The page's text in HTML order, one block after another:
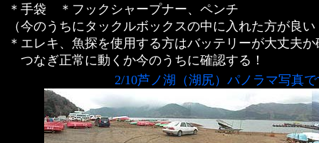
＊手袋 ＊フックシャープナー、ペンチ
（今のうちにタックルボックスの中に入れた方が良い
＊エレキ、魚探を使用する方はバッテリーが大丈夫
つなぎ正常に動くか今のうちに確認する！
2/10芦ノ湖（湖尻）パノラマ写真